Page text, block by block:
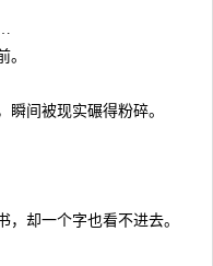
。
间被现实碾得粉碎。
却一个字也看不进去。